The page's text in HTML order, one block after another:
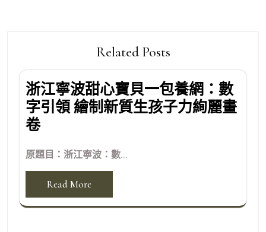
Related Posts
浙江寧波甜心寶貝一包養網：數
字引領 繪制新質生孩子力絢麗畫
卷
原題目：浙江寧波：數...
Read More